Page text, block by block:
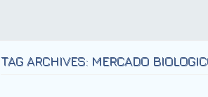
TAG ARCHIVES: MERCADO